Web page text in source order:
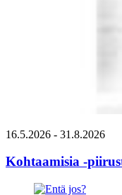
16.5.2026 - 31.8.2026
Kohtaamisia -